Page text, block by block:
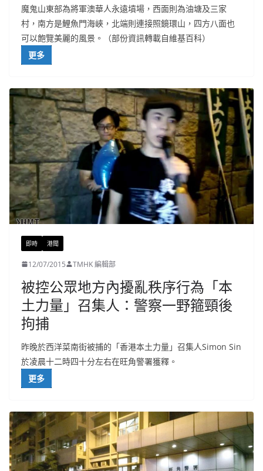
魔鬼山東部為將軍澳華人永遠墳場，西面則為油塘及三家
村，南方是鯉魚門海峽，北端則連接照鏡環山，四方八面也
可以飽覽美麗的風景。（部份資訊轉載自維基百科）
更多
即時 港聞
12/07/2015 TMHK 編輯部
被控公眾地方內擾亂秩序行為「本
土力量」召集人：警察一野箍頸後
拘捕
昨晚於西洋菜南街被捕的「香港本土力量」召集人Simon Sin
於凌晨十二時四十分左右在旺角警署獲釋。
更多